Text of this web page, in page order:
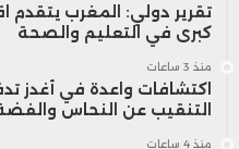
تقرير دولي: المغرب يتقدم
كبرى في التعليم والصحة
منذ 3 ساعات
اكتشافات واعدة في أغدز
التنقيب عن النحاس
منذ 4 ساعات